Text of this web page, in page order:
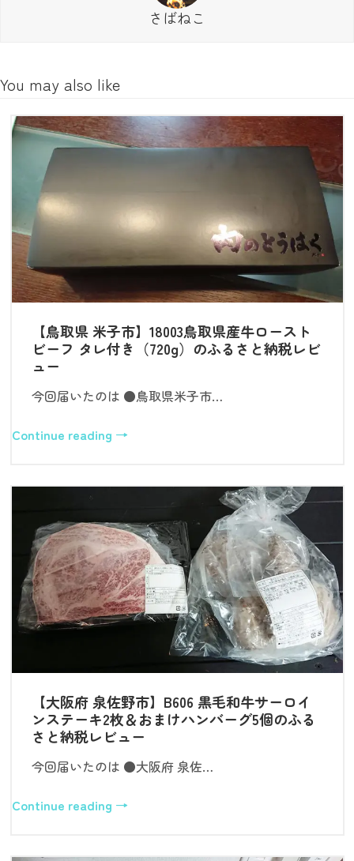
さばねこ
You may also like
【鳥取県 米子市】18003鳥取県産牛ロースト
ビーフ タレ付き（720g）のふるさと納税レビ
ュー
今回届いたのは ●鳥取県米子市…
Continue reading →
【大阪府 泉佐野市】B606 黒毛和牛サーロイ
ンステーキ2枚＆おまけハンバーグ5個のふる
さと納税レビュー
今回届いたのは ●大阪府 泉佐…
Continue reading →